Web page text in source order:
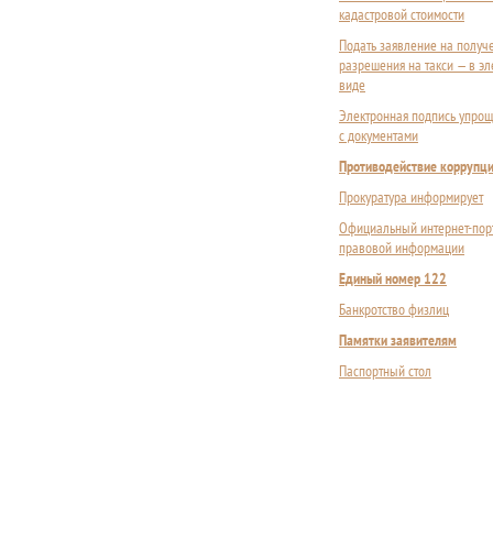
кадастровой стоимости
Подать заявление на
разрешения на такси — в
виде
Электронная подпись
с документами
Противодействие
Прокуратура информирует
Официальный интернет-
правовой информации
Единый номер 122
Банкротство физлиц
Памятки заявителям
Паспортный стол